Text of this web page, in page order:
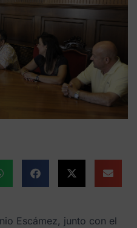
Escámez, junto con el